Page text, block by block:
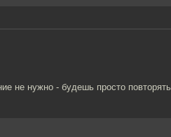
не нужно - будешь просто